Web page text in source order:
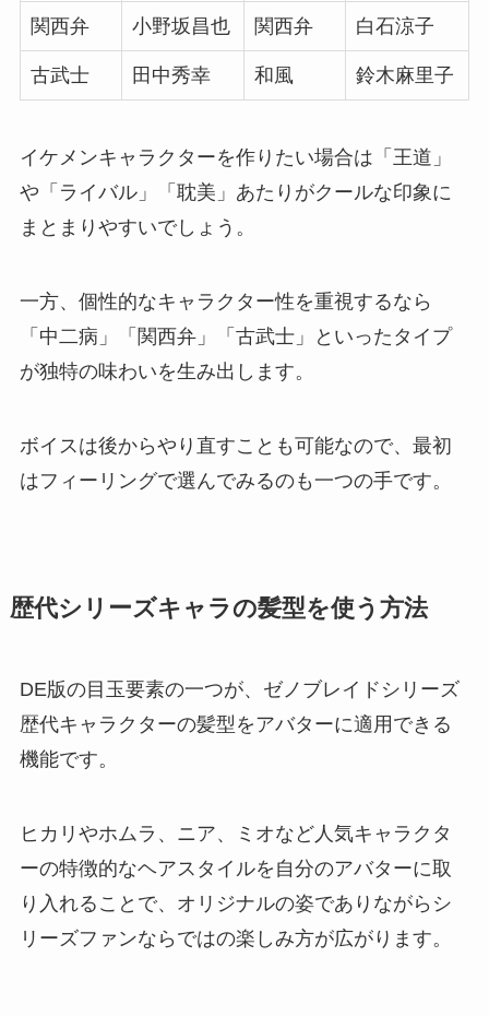
関西弁 小野坂昌也 関西弁 白石涼子
古武士 田中秀幸 和風 鈴木麻里子
イケメンキャラクターを作りたい場合は「王道」
や「ライバル」「耽美」あたりがクールな印象に
まとまりやすいでしょう。
一方、個性的なキャラクター性を重視するなら
「中二病」「関西弁」「古武士」といったタイプ
が独特の味わいを生み出します。
ボイスは後からやり直すことも可能なので、最初
はフィーリングで選んでみるのも一つの手です。
歴代シリーズキャラの髪型を使う方法
DE版の目玉要素の一つが、ゼノブレイドシリーズ
歴代キャラクターの髪型をアバターに適用できる
機能です。
ヒカリやホムラ、ニア、ミオなど人気キャラクタ
ーの特徴的なヘアスタイルを自分のアバターに取
り入れることで、オリジナルの姿でありながらシ
リーズファンならではの楽しみ方が広がります。